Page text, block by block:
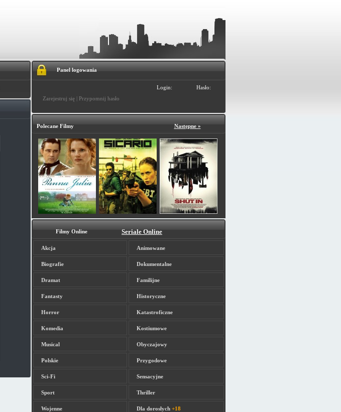
Panel logowania
Login:
Hasło:
Zarejestruj się | Przypomnij hasło
Polecane Filmy Następne »
Filmy Online Seriale Online
Akcja Animowane
Biografie Dokumentalne
Dramat Familijne
Fantasty Historyczne
Horror Katastroficzne
Komedia Kostiumowe
Musical Obyczajowy
Polskie Przygodowe
Sci-Fi Sensacyjne
Sport Thriller
Wojenne Dla dorosłych +18